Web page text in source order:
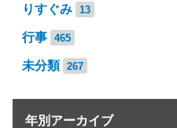
りすぐみ 13
行事 465
未分類 267
年別アーカイブ